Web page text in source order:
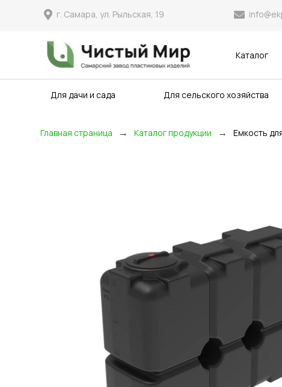
г. Самара, ул. Рыльская, 19
Каталог
Для дачи и сада Для сельского хозяйства
Главная страница → Каталог продукции → Емкость